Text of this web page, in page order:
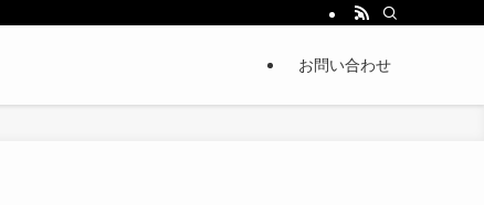
お問い合わせ